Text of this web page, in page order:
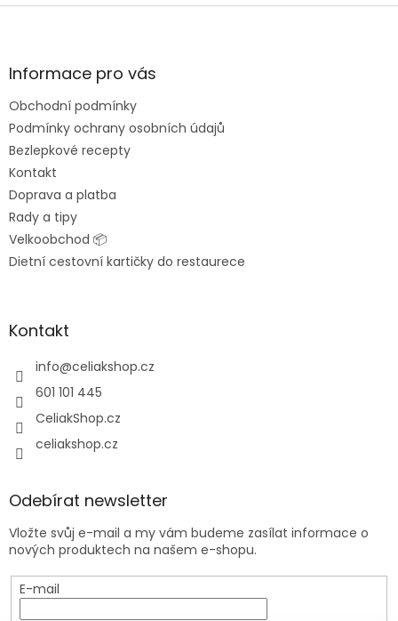
l
r
s
Z
aInformace pro vás
Obchodní podmínky
Podmínky ochrany osobních údajů
Bezlepkové recepty
Kontakt
Doprava a platba
Rady a tipy
Velkoobchod 📦
Dietní cestovní kartičky do restaurece
Kontakt
info@celiakshop.cz
601 101 445
CeliakShop.cz
celiakshop.cz
Odebírat newsletter
Vložte svůj e-mail a my vám budeme zasílat informace o
nových produktech na našem e-shopu.
E-mail